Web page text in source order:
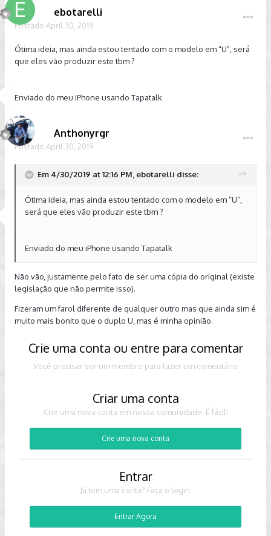
ebotarelli
Postado April 30, 2019
Ótima ideia, mas ainda estou tentado com o modelo em “U”, será
que eles vão produzir este tbm ?
Enviado do meu iPhone usando Tapatalk
Anthonyrgr
Postado April 30, 2019
Em 4/30/2019 at 12:16 PM, ebotarelli disse:
Ótima ideia, mas ainda estou tentado com o modelo em “U”,
será que eles vão produzir este tbm ?
Enviado do meu iPhone usando Tapatalk
Não vão, justamente pelo fato de ser uma cópia do original (existe
legislação que não permite isso).
Fizeram um farol diferente de qualquer outro mas que ainda sim é
muito mais bonito que o duplo U, mas é minha opinião.
Crie uma conta ou entre para comentar
Você precisar ser um membro para fazer um comentário
Criar uma conta
Crie uma nova conta em nossa comunidade. É fácil!
Crie uma nova conta
Entrar
Já tem uma conta? Faça o login.
Entrar Agora